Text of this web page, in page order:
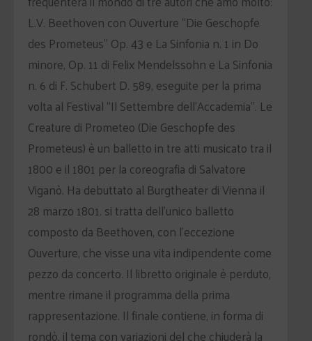
L.V. Beethoven con Ouverture “Die Geschopfe
des Prometeus” Op. 43 e La Sinfonia n. 1 in Do
minore, Op. 11 di Felix Mendelssohn e La Sinfonia
n. 6 di F. Schubert D. 589, eseguite per la prima
volta al Festival “Il Settembre dell’Accademia”. Le
Creature di Prometeo (Die Geschopfe des
Prometeus) è un balletto in tre atti musicato tra il
1800 e il 1801 per la coreografia di Salvatore
Viganò. Ha debuttato al Burgtheater di Vienna il
28 marzo 1801. si tratta dell’unico balletto
composto da Beethoven, con l’eccezione
Ouverture, che visse una vita indipendente come
pezzo da concerto. Il libretto originale è perduto,
mentre rimane il programma della prima
rappresentazione. Il finale contiene, in forma di
rondò, il tema con variazioni del che chiuderà la